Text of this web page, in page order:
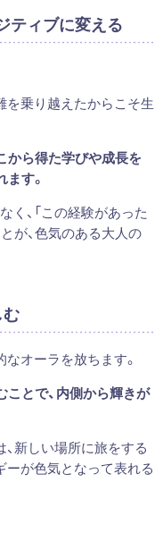
ティブに変える
を乗り越えたからこそ生
から得た学びや成長を
す。
、「この経験があった
が、色気のある大人の
オーラを放ちます。
ことで、内側から輝きが
新しい場所に旅をする
ーが色気となって表れる